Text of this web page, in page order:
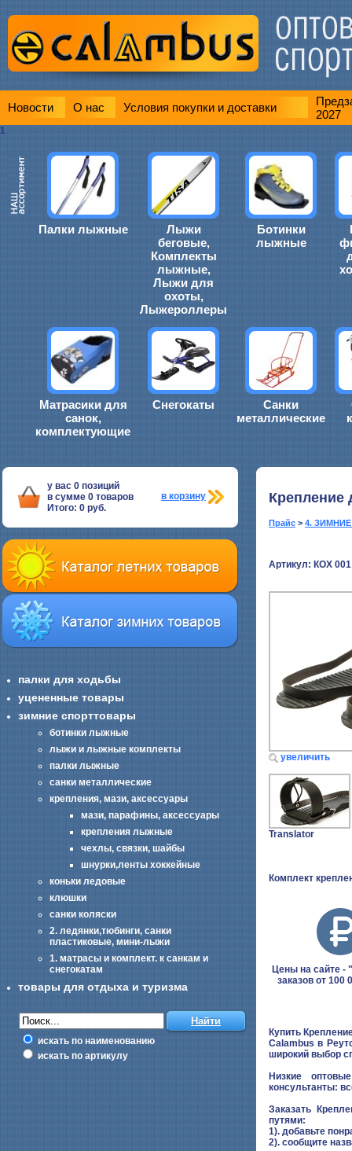
Новости О нас Условия покупки и доставки
2027
1
Палки лыжные
Лыжи
беговые,
Комплекты
лыжные,
Лыжи для
охоты,
Лыжероллеры
Ботинки
лыжные
Матрасики для
санок,
комплектующие
Снегокаты
Санки
металлические
у вас 0 позиций
в сумме 0 товаров
Итого: 0 руб.
в корзину
палки для ходьбы
уцененные товары
зимние спорттовары
ботинки лыжные
лыжи и лыжные комплекты
палки лыжные
санки металлические
крепления, мази, аксессуары
мази, парафины, аксессуары
крепления лыжные
чехлы, связки, шайбы
шнурки,ленты хоккейные
коньки ледовые
клюшки
санки коляски
2. ледянки,тюбинги, санки
пластиковые, мини-лыжи
1. матрасы и комплект. к санкам и
снегокатам
товары для отдыха и туризма
искать по наименованию
искать по артикулу
Крепление
Прайс > 4.
Артикул: КОХ 001
увеличить
Translator
Комплект
Цены на сайте -
заказов от 100
Купить
Calambus в
широкий выбор
Низкие
консультанты:
Заказать
путями:
1). добавьте
2). сообщите